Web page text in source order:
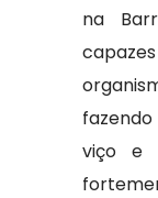
na
viço e